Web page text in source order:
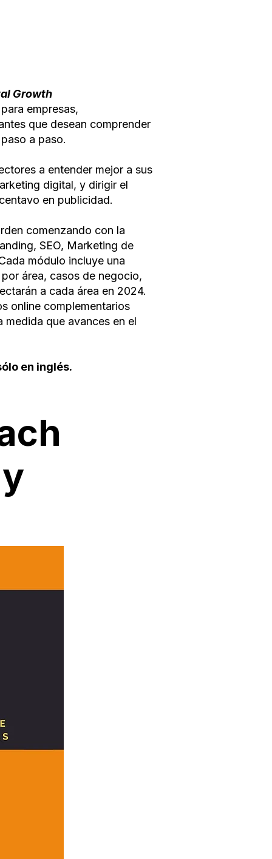
Growth
empresas,
que desean comprender
a paso.
a entender mejor a sus
digital, y dirigir el
en publicidad.
comenzando con la
SEO, Marketing de
módulo incluye una
área, casos de negocio,
a cada área en 2024.
online complementarios
medida que avances en el
en inglés.